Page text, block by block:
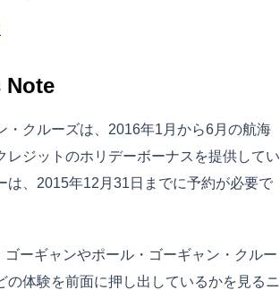
Note
・クルーズは、2016年1月から6月の航海
レジットのホリデーボーナスを提供してい
は、2015年12月31日までに予約が必要で
ゴーギャンやポール・ゴーギャン・クルー
の体験を前面に押し出しているかを見るニ